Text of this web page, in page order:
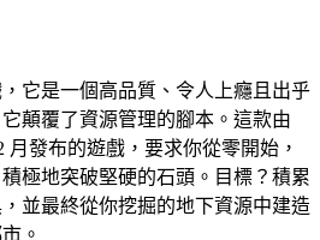
它是一個高品質、令人上癮且出乎
顛覆了資源管理的腳本。這款由
月發布的遊戲，要求你從零開始，
極地突破堅硬的石頭。目標？積累
並最終從你挖掘的地下資源中建造
。